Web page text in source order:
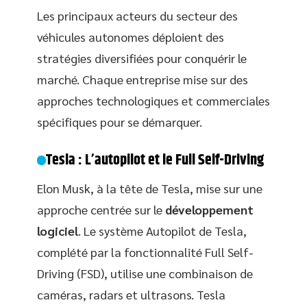
Les principaux acteurs du secteur des
véhicules autonomes déploient des
stratégies diversifiées pour conquérir le
marché. Chaque entreprise mise sur des
approches technologiques et commerciales
spécifiques pour se démarquer.
Tesla : L’autopilot et le Full Self-Driving
Elon Musk, à la tête de Tesla, mise sur une
approche centrée sur le développement
logiciel. Le système Autopilot de Tesla,
complété par la fonctionnalité Full Self-
Driving (FSD), utilise une combinaison de
caméras, radars et ultrasons. Tesla